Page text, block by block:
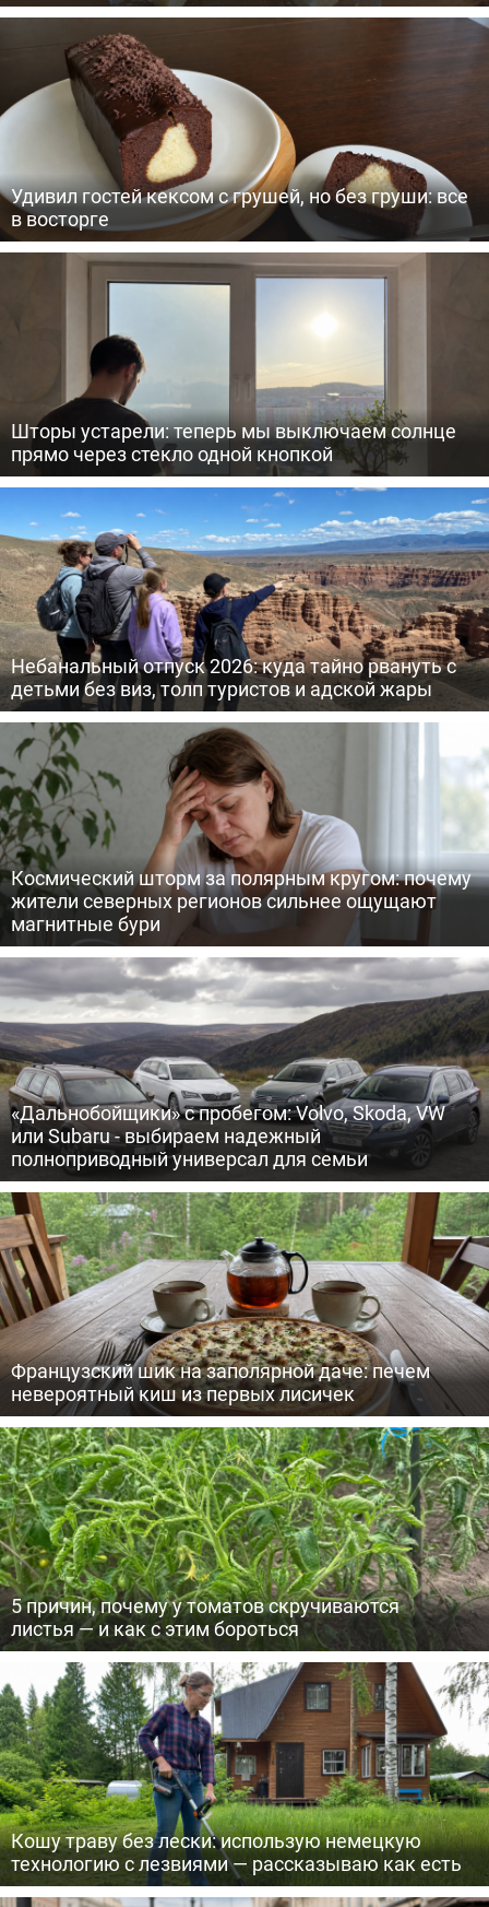
Удивил гостей кексом с грушей, но без груши: все
в восторге
Шторы устарели: теперь мы выключаем солнце
прямо через стекло одной кнопкой
Небанальный отпуск 2026: куда тайно рвануть с
детьми без виз, толп туристов и адской жары
Космический шторм за полярным кругом: почему
жители северных регионов сильнее ощущают
магнитные бури
«Дальнобойщики» с пробегом: Volvo, Skoda, VW
или Subaru - выбираем надежный
полноприводный универсал для семьи
Французский шик на заполярной даче: печем
невероятный киш из первых лисичек
5 причин, почему у томатов скручиваются
листья — и как с этим бороться
Кошу траву без лески: использую немецкую
технологию с лезвиями — рассказываю как есть